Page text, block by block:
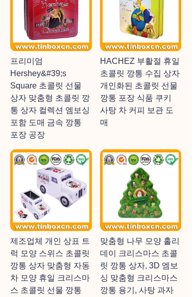
프리미엄
Hershey&#39;s
Square 초콜릿 선물
상자 맞춤형 초콜릿 깡
통 상자 컬렉션 엠보싱
포함 도매 금속 깡통
포장 공장
HACHEZ 부활절 휴일
초콜릿 깡통 수집 상자
개인화된 초콜릿 선물
깡통 포장 식품 쿠키
사탕 차 커피 보관 도
매
제조업체 개인 상표 트
럭 모양 스위스 초콜릿
깡통 상자 맞춤형 자동
차 모양 휴일 크리스마
스 초콜릿 선물 깡통
맞춤형 나무 모양 홀리
데이 크리스마스 초콜
릿 깡통 상자, 3D 엠보
싱 맞춤형 크리스마스
깡통 용기, 사탕 과자